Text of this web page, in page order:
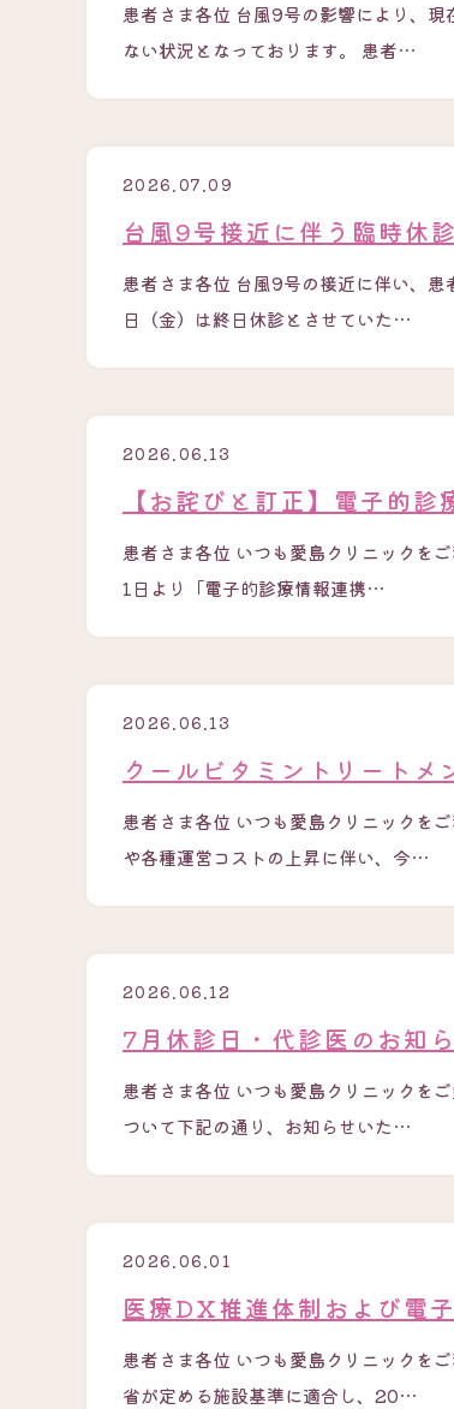
患者さま各位 台風9号の影響により、
ない状況となっております。 患者…
2026.07.09
台風9号接近に伴う臨時休
患者さま各位 台風9号の接近に伴い、
日（金）は終日休診とさせていた…
2026.06.13
【お詫びと訂正】電子的
患者さま各位 いつも愛島クリニックを
1日より「電子的診療情報連携…
2026.06.13
クールビタミントリートメ
患者さま各位 いつも愛島クリニックを
や各種運営コストの上昇に伴い、今…
2026.06.12
7月休診日・代診医のお知
患者さま各位 いつも愛島クリニックを
ついて下記の通り、お知らせいた…
2026.06.01
医療DX推進体制および電
患者さま各位 いつも愛島クリニックを
省が定める施設基準に適合し、20…